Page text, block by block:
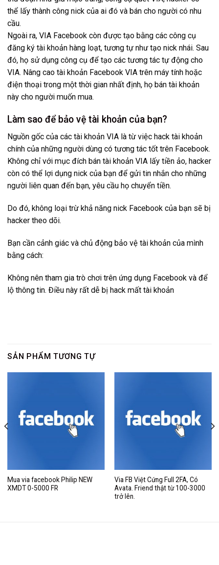
thể lấy thành công nick của ai đó và bán cho người có nhu
cầu.
Ngoài ra, VIA Facebook còn được tạo bằng các công cụ
đăng ký tài khoản hàng loạt, tương tự như tạo nick nhái. Sau
đó, họ sử dụng công cụ để tạo các tương tác tự động cho
VIA. Nâng cao tài khoản Facebook VIA trên máy tính hoặc
điện thoại trong một thời gian nhất định, họ bán tài khoản
này cho người muốn mua.
Làm sao để bảo vệ tài khoản của bạn?
Nguồn gốc của các tài khoản VIA là từ việc hack tài khoản
chính của những người dùng có tương tác tốt trên Facebook.
Không chỉ với mục đích bán tài khoản VIA lấy tiền ảo, hacker
còn có thể lợi dụng nick của bạn để gửi tin nhắn cho những
người liên quan đến bạn, yêu cầu họ chuyển tiền.
Do đó, không loại trừ khả năng nick Facebook của bạn sẽ bị
hacker theo dõi.
Bạn cần cảnh giác và chủ động bảo vệ tài khoản của mình
bằng cách:
Không nên tham gia trò chơi trên ứng dụng Facebook và để
lộ thông tin. Điều này rất dễ bị hack mất tài khoản
SẢN PHẨM TƯƠNG TỰ
Mua via facebook Philip NEW
XMDT 0-5000 FR
Via FB Việt Cứng Full 2FA, Có
Avata. Friend thật từ 100-3000
trở lên.